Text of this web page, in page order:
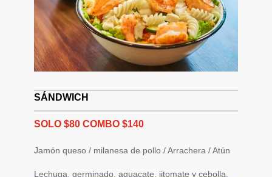
SÁNDWICH
SOLO $80 COMBO $140
Jamón queso / milanesa de pollo / Arrachera / Atún
Lechuga, germinado, aguacate, jitomate y cebolla.